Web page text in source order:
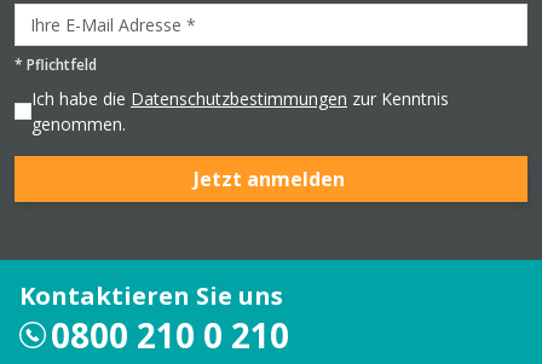
* Pflichtfeld
Ich habe die Datenschutzbestimmungen zur Kenntnis
genommen.
Jetzt anmelden
Kontaktieren Sie uns
0800 210 0 210